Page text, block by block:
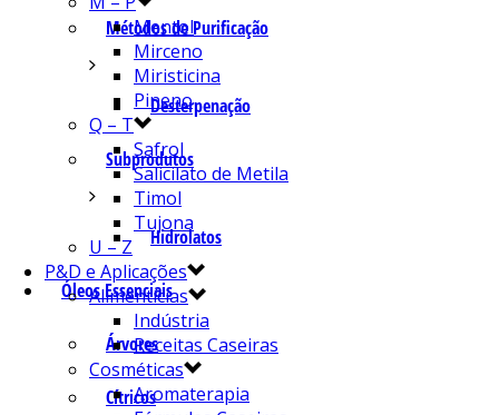
Métodos de Purificação
Desterpenação
Subprodutos
Hidrolatos
Óleos Essenciais
Árvores
Cítricos
Mentol
Mirceno
Miristicina
Pineno
Q – T
Safrol
Salicilato de Metila
Timol
Tujona
U – Z
P&D e Aplicações
Alimentícias
Indústria
Receitas Caseiras
Cosméticas
Aromaterapia